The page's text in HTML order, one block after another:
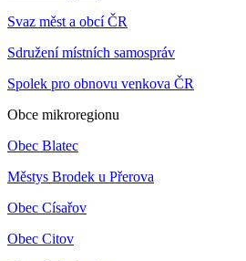
Svaz měst a obcí ČR
Sdružení místních samospráv
Spolek pro obnovu venkova ČR
Obce mikroregionu
Obec Blatec
Městys Brodek u Přerova
Obec Císařov
Obec Citov